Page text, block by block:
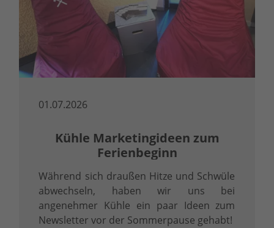
01.07.2026
Kühle Marketingideen zum
Ferienbeginn
Während sich draußen Hitze und Schwüle
abwechseln, haben wir uns bei
angenehmer Kühle ein paar Ideen zum
Newsletter vor der Sommerpause gehabt!